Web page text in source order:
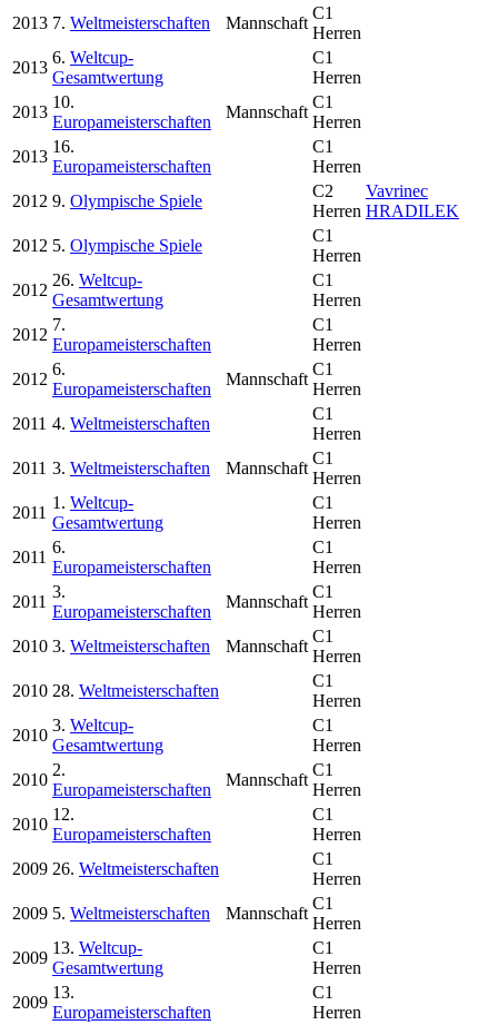
2013 7. Weltmeisterschaften Mannschaft
C1
Herren
2013
6. Weltcup-
Gesamtwertung
C1
Herren
2013
10.
Europameisterschaften
Mannschaft
C1
Herren
2013
16.
Europameisterschaften
C1
Herren
2012 9. Olympische Spiele
C2
Herren
Vavrinec
HRADILEK
2012 5. Olympische Spiele
C1
Herren
2012
26. Weltcup-
Gesamtwertung
C1
Herren
2012
7.
Europameisterschaften
C1
Herren
2012
6.
Europameisterschaften
Mannschaft
C1
Herren
2011 4. Weltmeisterschaften
C1
Herren
2011 3. Weltmeisterschaften Mannschaft
C1
Herren
2011
1. Weltcup-
Gesamtwertung
C1
Herren
2011
6.
Europameisterschaften
C1
Herren
2011
3.
Europameisterschaften
Mannschaft
C1
Herren
2010 3. Weltmeisterschaften Mannschaft
C1
Herren
2010 28. Weltmeisterschaften
C1
Herren
2010
3. Weltcup-
Gesamtwertung
C1
Herren
2010
2.
Europameisterschaften
Mannschaft
C1
Herren
2010
12.
Europameisterschaften
C1
Herren
2009 26. Weltmeisterschaften
C1
Herren
2009 5. Weltmeisterschaften Mannschaft
C1
Herren
2009
13. Weltcup-
Gesamtwertung
C1
Herren
2009
13.
Europameisterschaften
C1
Herren